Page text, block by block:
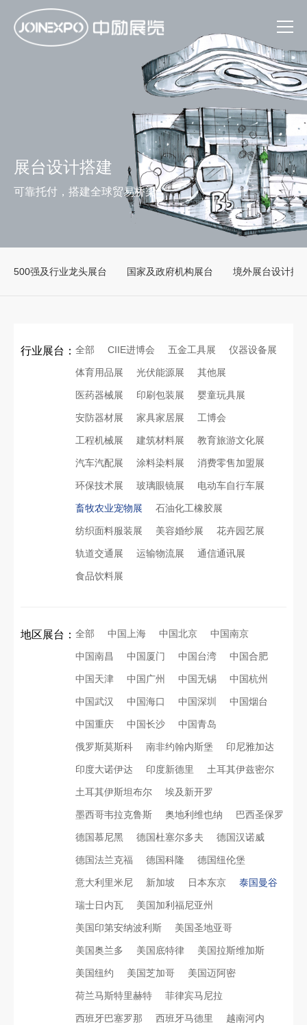
展台设计搭建
可靠托付，搭建全球贸易桥梁
500强及行业龙头展台 国家及政府机构展台 境外展台设计搭
行业展台： 全部 CIIE进博会 五金工具展 仪器设备展
体育用品展 光伏能源展 其他展
医药器械展 印刷包装展 婴童玩具展
安防器材展 家具家居展 工博会
工程机械展 建筑材料展 教育旅游文化展
汽车汽配展 涂料染料展 消费零售加盟展
环保技术展 玻璃眼镜展 电动车自行车展
畜牧农业宠物展 石油化工橡胶展
纺织面料服装展 美容婚纱展 花卉园艺展
轨道交通展 运输物流展 通信通讯展
食品饮料展
地区展台： 全部 中国上海 中国北京 中国南京
中国南昌 中国厦门 中国台湾 中国合肥
中国天津 中国广州 中国无锡 中国杭州
中国武汉 中国海口 中国深圳 中国烟台
中国重庆 中国长沙 中国青岛
俄罗斯莫斯科 南非约翰内斯堡 印尼雅加达
印度大诺伊达 印度新德里 土耳其伊兹密尔
土耳其伊斯坦布尔 埃及新开罗
墨西哥韦拉克鲁斯 奥地利维也纳 巴西圣保罗
德国慕尼黑 德国杜塞尔多夫 德国汉诺威
德国法兰克福 德国科隆 德国纽伦堡
意大利里米尼 新加坡 日本东京 泰国曼谷
瑞士日内瓦 美国加利福尼亚州
美国印第安纳波利斯 美国圣地亚哥
美国奥兰多 美国底特律 美国拉斯维加斯
美国纽约 美国芝加哥 美国迈阿密
荷兰马斯特里赫特 菲律宾马尼拉
西班牙巴塞罗那 西班牙马德里 越南河内